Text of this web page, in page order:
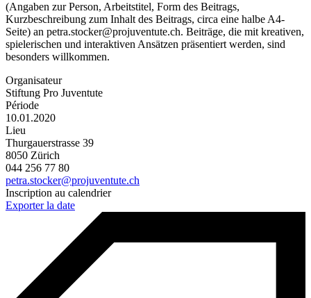
(Angaben zur Person, Arbeitstitel, Form des Beitrags,
Kurzbeschreibung zum Inhalt des Beitrags, circa eine halbe A4-
Seite) an petra.stocker@projuventute.ch. Beiträge, die mit kreativen,
spielerischen und interaktiven Ansätzen präsentiert werden, sind
besonders willkommen.
Organisateur
Stiftung Pro Juventute
Période
10.01.2020
Lieu
Thurgauerstrasse 39
8050 Zürich
044 256 77 80
petra.stocker@projuventute.ch
Inscription au calendrier
Exporter la date